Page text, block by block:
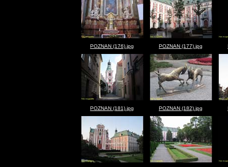
POZNAN (176).jpg POZNAN (177).jpg
POZNAN (181).jpg POZNAN (182).jpg